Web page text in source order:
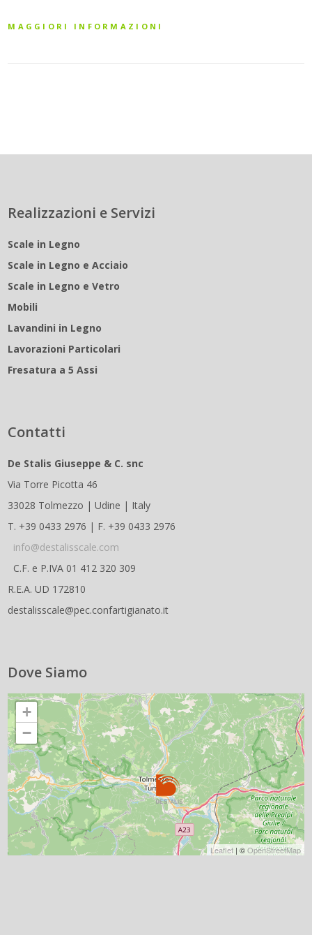
MAGGIORI INFORMAZIONI
Realizzazioni e Servizi
Scale in Legno
Scale in Legno e Acciaio
Scale in Legno e Vetro
Mobili
Lavandini in Legno
Lavorazioni Particolari
Fresatura a 5 Assi
Contatti
De Stalis Giuseppe & C. snc
Via Torre Picotta 46
33028 Tolmezzo | Udine | Italy
T. +39 0433 2976 | F. +39 0433 2976
info@destalisscale.com
C.F. e P.IVA 01 412 320 309
R.E.A. UD 172810
destalisscale@pec.confartigianato.it
Dove Siamo
+
−
Leaflet| ©OpenStreetMap